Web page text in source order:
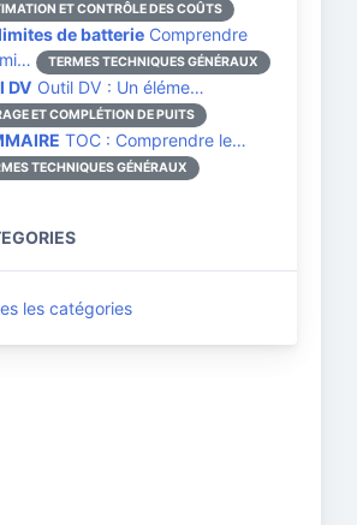
ET CONTRÔLE DES COÛTS
de batterie Comprendre
TERMES TECHNIQUES GÉNÉRAUX
DV Outil DV : Un éléme…
ET COMPLÉTION DE PUITS
TOC : Comprendre le…
TECHNIQUES GÉNÉRAUX
les catégories